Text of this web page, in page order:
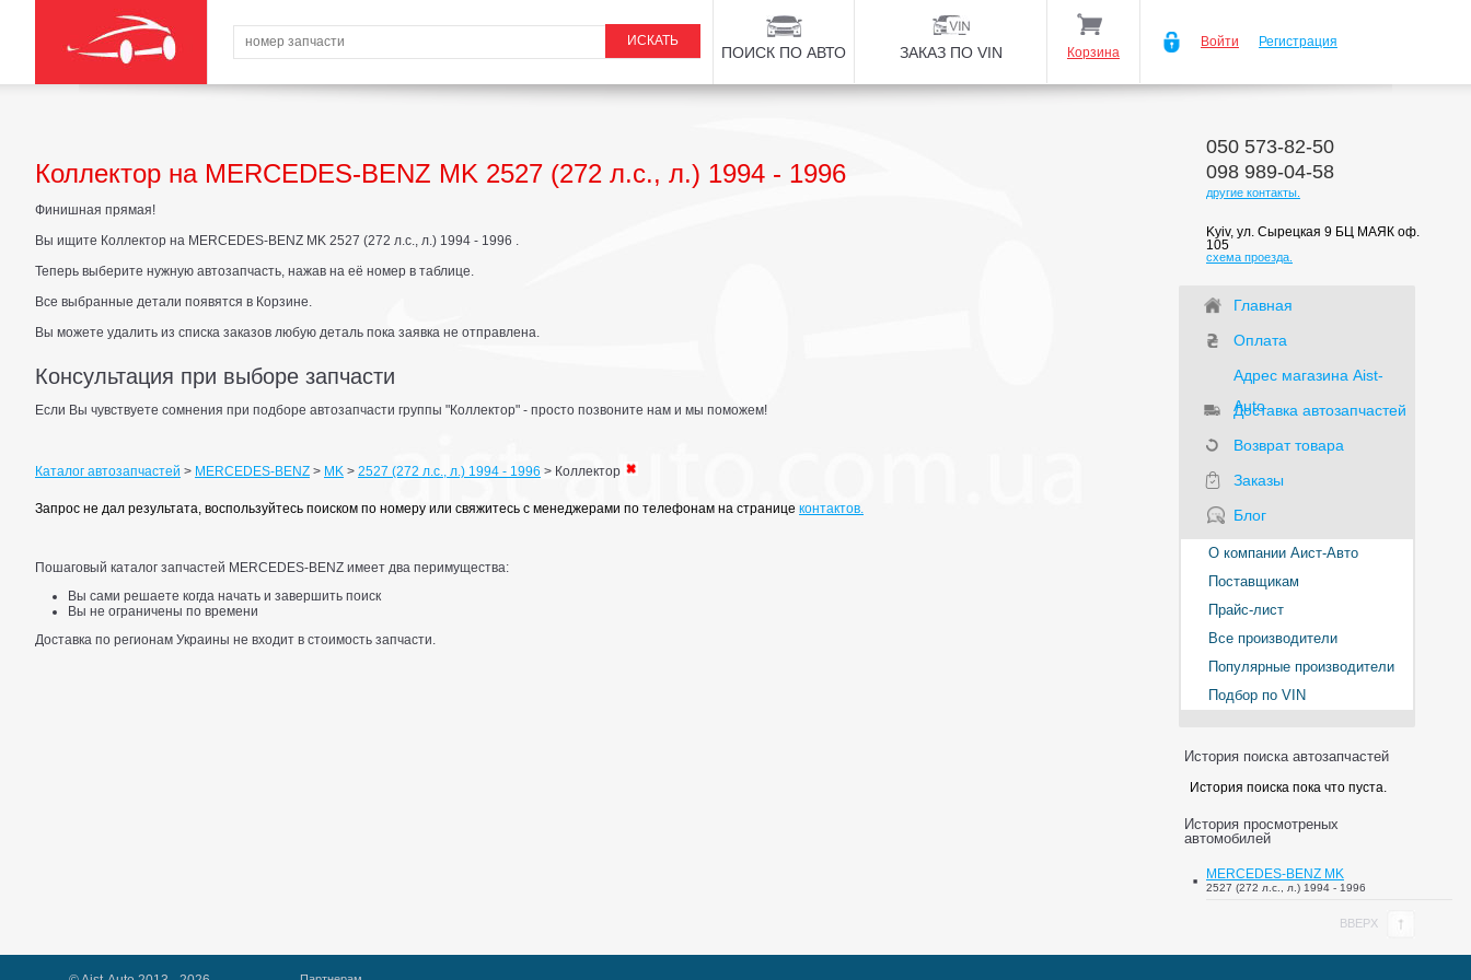
ПОИСК ПО АВТО ЗАКАЗ ПО VIN Корзина
Войти Регистрация
Коллектор на MERCEDES-BENZ MK 2527 (272 л.с., л.) 1994 - 1996
Финишная прямая!
Вы ищите Коллектор на MERCEDES-BENZ MK 2527 (272 л.с., л.) 1994 - 1996 .
Теперь выберите нужную автозапчасть, нажав на её номер в таблице.
Все выбранные детали появятся в Корзине.
Вы можете удалить из списка заказов любую деталь пока заявка не отправлена.
Консультация при выборе запчасти
Если Вы чувствуете сомнения при подборе автозапчасти группы "Коллектор" - просто позвоните нам и мы поможем!
Каталог автозапчастей > MERCEDES-BENZ > MK > 2527 (272 л.с., л.) 1994 - 1996 > Коллектор
Запрос не дал результата, воспользуйтесь поиском по номеру или свяжитесь с менеджерами по телефонам на странице контактов.
Пошаговый каталог запчастей MERCEDES-BENZ имеет два перимущества:
Вы сами решаете когда начать и завершить поиск
Вы не ограничены по времени
Доставка по регионам Украины не входит в стоимость запчасти.
050 573-82-50
098 989-04-58
другие контакты.
Kyiv, ул. Сырецкая 9 БЦ МАЯК оф.
105
схема проезда.
Главная
Оплата
Адрес магазина Aist-
Auto
Доставка автозапчастей
Возврат товара
Заказы
Блог
О компании Аист-Авто
Поставщикам
Прайс-лист
Все производители
Популярные производители
Подбор по VIN
История поиска автозапчастей
История поиска пока что пуста.
История просмотреных
автомобилей
MERCEDES-BENZ MK
2527 (272 л.с., л.) 1994 - 1996
ВВЕРХ